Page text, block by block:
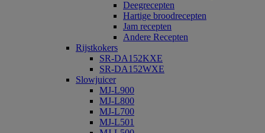
Deegrecepten
Hartige broodrecepten
Jam recepten
Andere Recepten
Rijstkokers
SR-DA152KXE
SR-DA152WXE
Slowjuicer
MJ-L900
MJ-L800
MJ-L700
MJ-L501